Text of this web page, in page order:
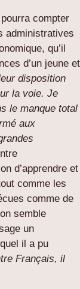
pourra compter
administratives
qu’il
d’un jeune et
disposition
la voie. Je
le manque total
aux
d’apprendre et
comme les
comme de
semble
un
il a pu
Français, il